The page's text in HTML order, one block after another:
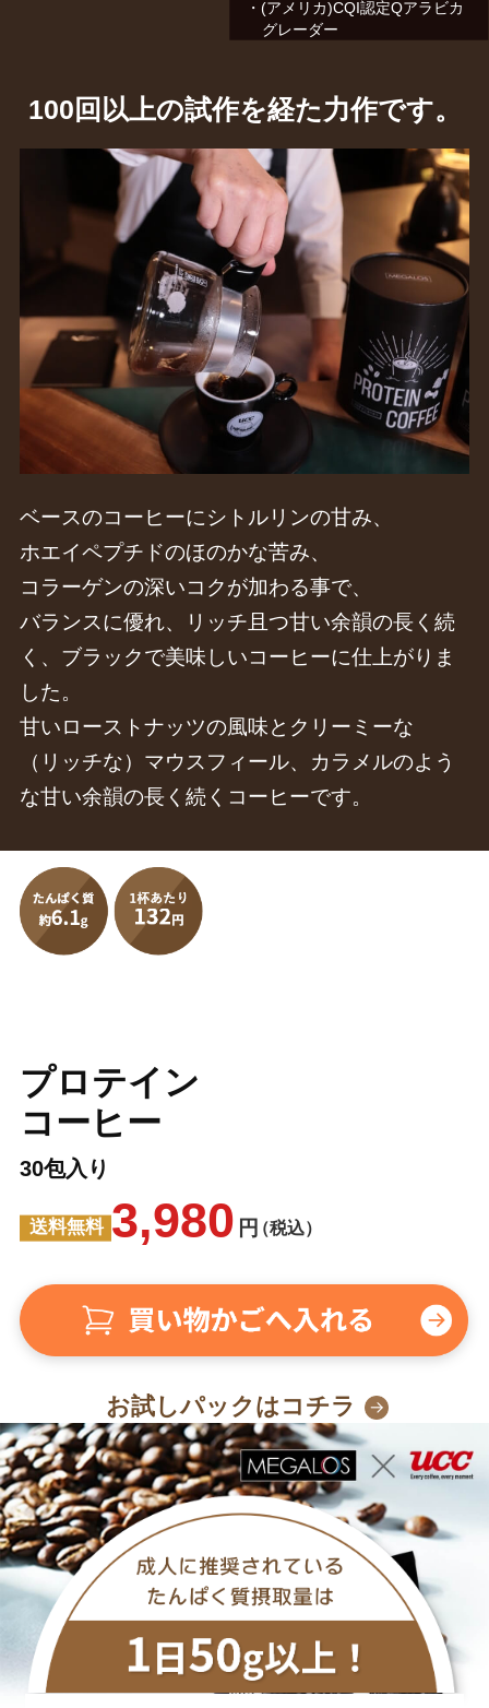
・(アメリカ)CQI認定Qアラビカ
グレーダー
100回以上の試作を経た力作です。
ベースのコーヒーにシトルリンの甘み、
ホエイペプチドのほのかな苦み、
コラーゲンの深いコクが加わる事で、
バランスに優れ、リッチ且つ甘い余韻の長く続
く、ブラックで美味しいコーヒーに仕上がりま
した。
甘いローストナッツの風味とクリーミーな
（リッチな）マウスフィール、カラメルのよう
な甘い余韻の長く続くコーヒーです。
プロテイン
コーヒー
30包入り
送料無料 3,980 円（税込）
お試しパックはコチラ